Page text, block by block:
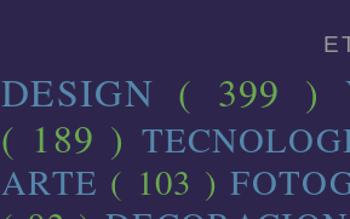
DESIGN ( 399 )
( 189 )
ARTE ( 103 )